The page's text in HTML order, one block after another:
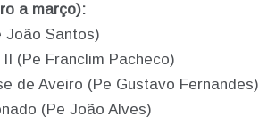
a março):
João Santos)
(Pe Franclim Pacheco)
de Aveiro (Pe Gustavo Fernandes)
(Pe João Alves)